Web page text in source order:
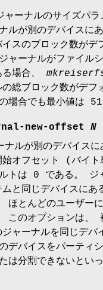
ャーナルのサイズパラ
ルが別のデバイスに
スのブロック数がデ
ャーナルがファイル
る場合、
総ブロック数がデフ
場合でも最小値は
new-offset N
ナルが別のデバイス
始オフセット (バイ
トは 0 である。 ジ
ムと同じデバイスにあ
ほとんどのユーザー
このオプションは、
ャーナルを同じデバ
デバイスをパーティ
は分割できないとい